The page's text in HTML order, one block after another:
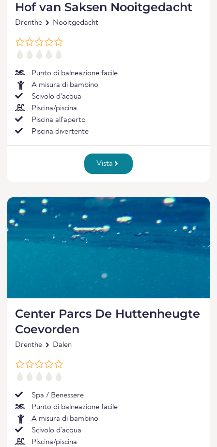
Hof van Saksen Nooitgedacht
Drenthe Nooitgedacht
Punto di balneazione facile
A misura di bambino
Scivolo d'acqua
Piscina/piscina
Piscina all'aperto
Piscina divertente
Vista
Center Parcs De Huttenheugte
Coevorden
Drenthe Dalen
Spa / Benessere
Punto di balneazione facile
A misura di bambino
Scivolo d'acqua
Piscina/piscina